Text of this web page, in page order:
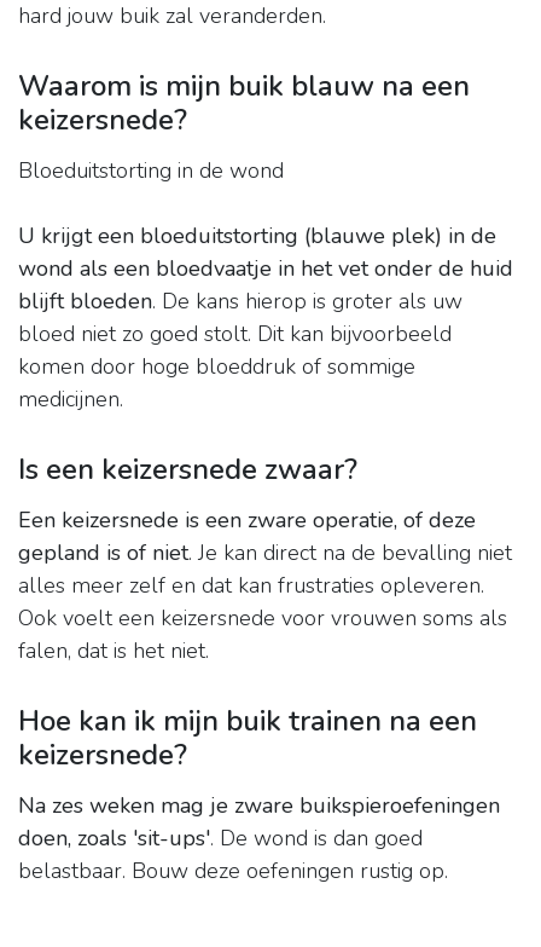
hard jouw buik zal veranderden.
Waarom is mijn buik blauw na een
keizersnede?
Bloeduitstorting in de wond
U krijgt een bloeduitstorting (blauwe plek) in de
wond als een bloedvaatje in het vet onder de huid
blijft bloeden. De kans hierop is groter als uw
bloed niet zo goed stolt. Dit kan bijvoorbeeld
komen door hoge bloeddruk of sommige
medicijnen.
Is een keizersnede zwaar?
Een keizersnede is een zware operatie, of deze
gepland is of niet. Je kan direct na de bevalling niet
alles meer zelf en dat kan frustraties opleveren.
Ook voelt een keizersnede voor vrouwen soms als
falen, dat is het niet.
Hoe kan ik mijn buik trainen na een
keizersnede?
Na zes weken mag je zware buikspieroefeningen
doen, zoals 'sit-ups'. De wond is dan goed
belastbaar. Bouw deze oefeningen rustig op.